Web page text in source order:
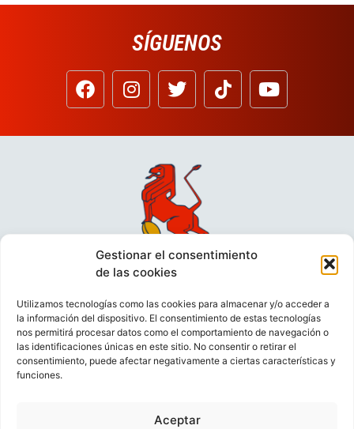
Gestionar el consentimiento
de las cookies
Utilizamos tecnologías como las cookies para almacenar y/o acceder a
la información del dispositivo. El consentimiento de estas tecnologías
nos permitirá procesar datos como el comportamiento de navegación o
las identificaciones únicas en este sitio. No consentir o retirar el
consentimiento, puede afectar negativamente a ciertas características y
funciones.
Aceptar
SÍGUENOS
VIDEOCONFERENCIAS
POLÍTICA DE PRIVACIDAD